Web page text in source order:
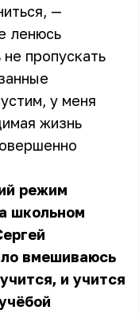
—
ленюсь
пропускать
у меня
жизнь
режим
школьном
вмешиваюсь
и учится